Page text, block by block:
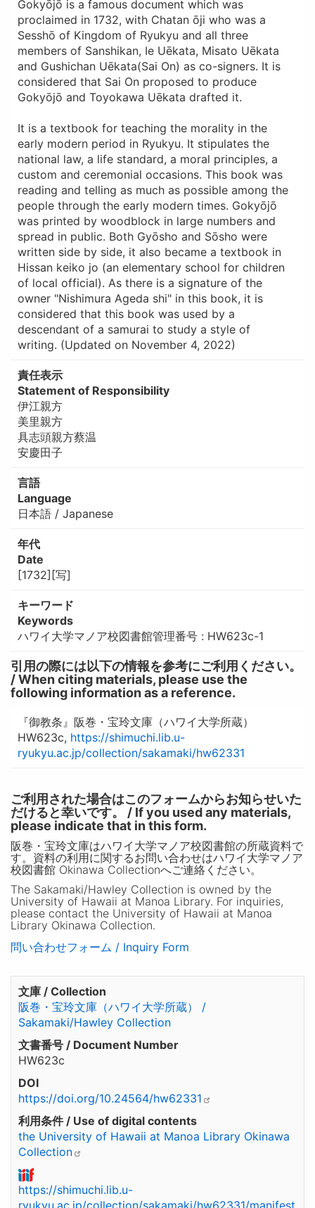
Gokyōjō is a famous document which was
proclaimed in 1732, with Chatan ōji who was a
Sesshō of Kingdom of Ryukyu and all three
members of Sanshikan, Ie Uēkata, Misato Uēkata
and Gushichan Uēkata(Sai On) as co-signers. It is
considered that Sai On proposed to produce
Gokyōjō and Toyokawa Uēkata drafted it.
It is a textbook for teaching the morality in the
early modern period in Ryukyu. It stipulates the
national law, a life standard, a moral principles, a
custom and ceremonial occasions. This book was
reading and telling as much as possible among the
people through the early modern times. Gokyōjō
was printed by woodblock in large numbers and
spread in public. Both Gyōsho and Sōsho were
written side by side, it also became a textbook in
Hissan keiko jo (an elementary school for children
of local official). As there is a signature of the
owner "Nishimura Ageda shi" in this book, it is
considered that this book was used by a
descendant of a samurai to study a style of
writing. (Updated on November 4, 2022)
責任表示
Statement of Responsibility
伊江親方
美里親方
具志頭親方蔡温
安慶田子
言語
Language
日本語 / Japanese
年代
Date
[1732][写]
キーワード
Keywords
ハワイ大学マノア校図書館管理番号 : HW623c-1
引用の際には以下の情報を参考にご利用ください。
/ When citing materials, please use the
following information as a reference.
『御教条』阪巻・宝玲文庫（ハワイ大学所蔵）
HW623c, https://shimuchi.lib.u-
ryukyu.ac.jp/collection/sakamaki/hw62331
ご利用された場合はこのフォームからお知らせいた
だけると幸いです。 / If you used any materials,
please indicate that in this form.
阪巻・宝玲文庫はハワイ大学マノア校図書館の所蔵資料で
す。資料の利用に関するお問い合わせはハワイ大学マノア
校図書館 Okinawa Collectionへご連絡ください。
The Sakamaki/Hawley Collection is owned by the
University of Hawaii at Manoa Library. For inquiries,
please contact the University of Hawaii at Manoa
Library Okinawa Collection.
問い合わせフォーム / Inquiry Form
文庫 / Collection
阪巻・宝玲文庫（ハワイ大学所蔵） /
Sakamaki/Hawley Collection
文書番号 / Document Number
HW623c
DOI
https://doi.org/10.24564/hw62331
利用条件 / Use of digital contents
the University of Hawaii at Manoa Library Okinawa
Collection
https://shimuchi.lib.u-